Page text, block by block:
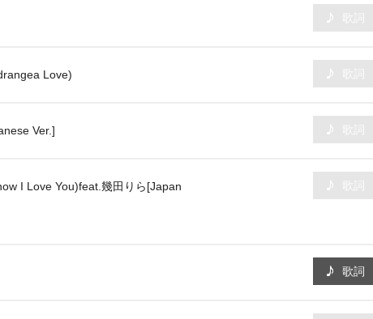
Love)
Ver.]
I Love You)feat.幾田りら[Japan
歌詞